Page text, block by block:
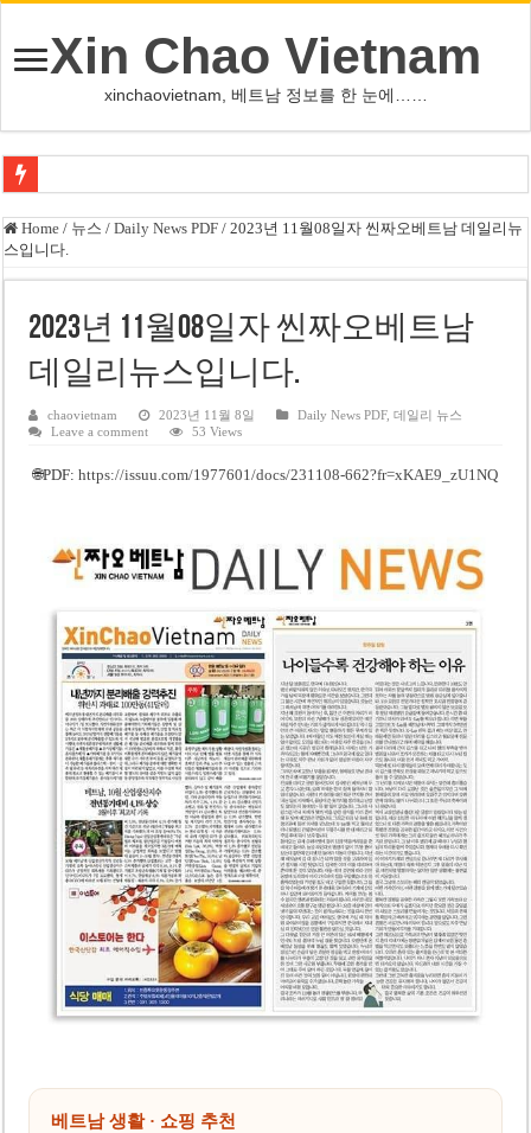
Xin Chao Vietnam
xinchaovietnam, 베트남 정보를 한 눈에……
하노이-하이퐁 고속도로 차량 투석 용의자 신원 확인
베트남 증시 업그레이드, 수십억 달러 유입 전망…수혜주는
하노이 쌍둥이 타워 99층 부지 현장…세계 최고층 빌딩 추진
하노이 부동산 시장, 아파트 선호도 급부상…토지·단독주택 주춤
베트남주식 SST, 2025년 현금 배당 80% 결정…과거 최대 350% 지급 이력
호찌민시, 약 6,500㎡ 토지 용도변경 승인…리조트 개발 추진
Home / 뉴스 / Daily News PDF / 2023년 11월08일자 씬짜오베트남 데일리뉴
스입니다.
2023년 11월08일자 씬짜오베트남
데일리뉴스입니다.
chaovietnam 2023년 11월 8일 Daily News PDF,데일리 뉴스
Leave a comment
53 Views
🌐PDF: https://issuu.com/1977601/docs/231108-662?fr=xKAE9_zU1NQ
베트남 생활 · 쇼핑 추천